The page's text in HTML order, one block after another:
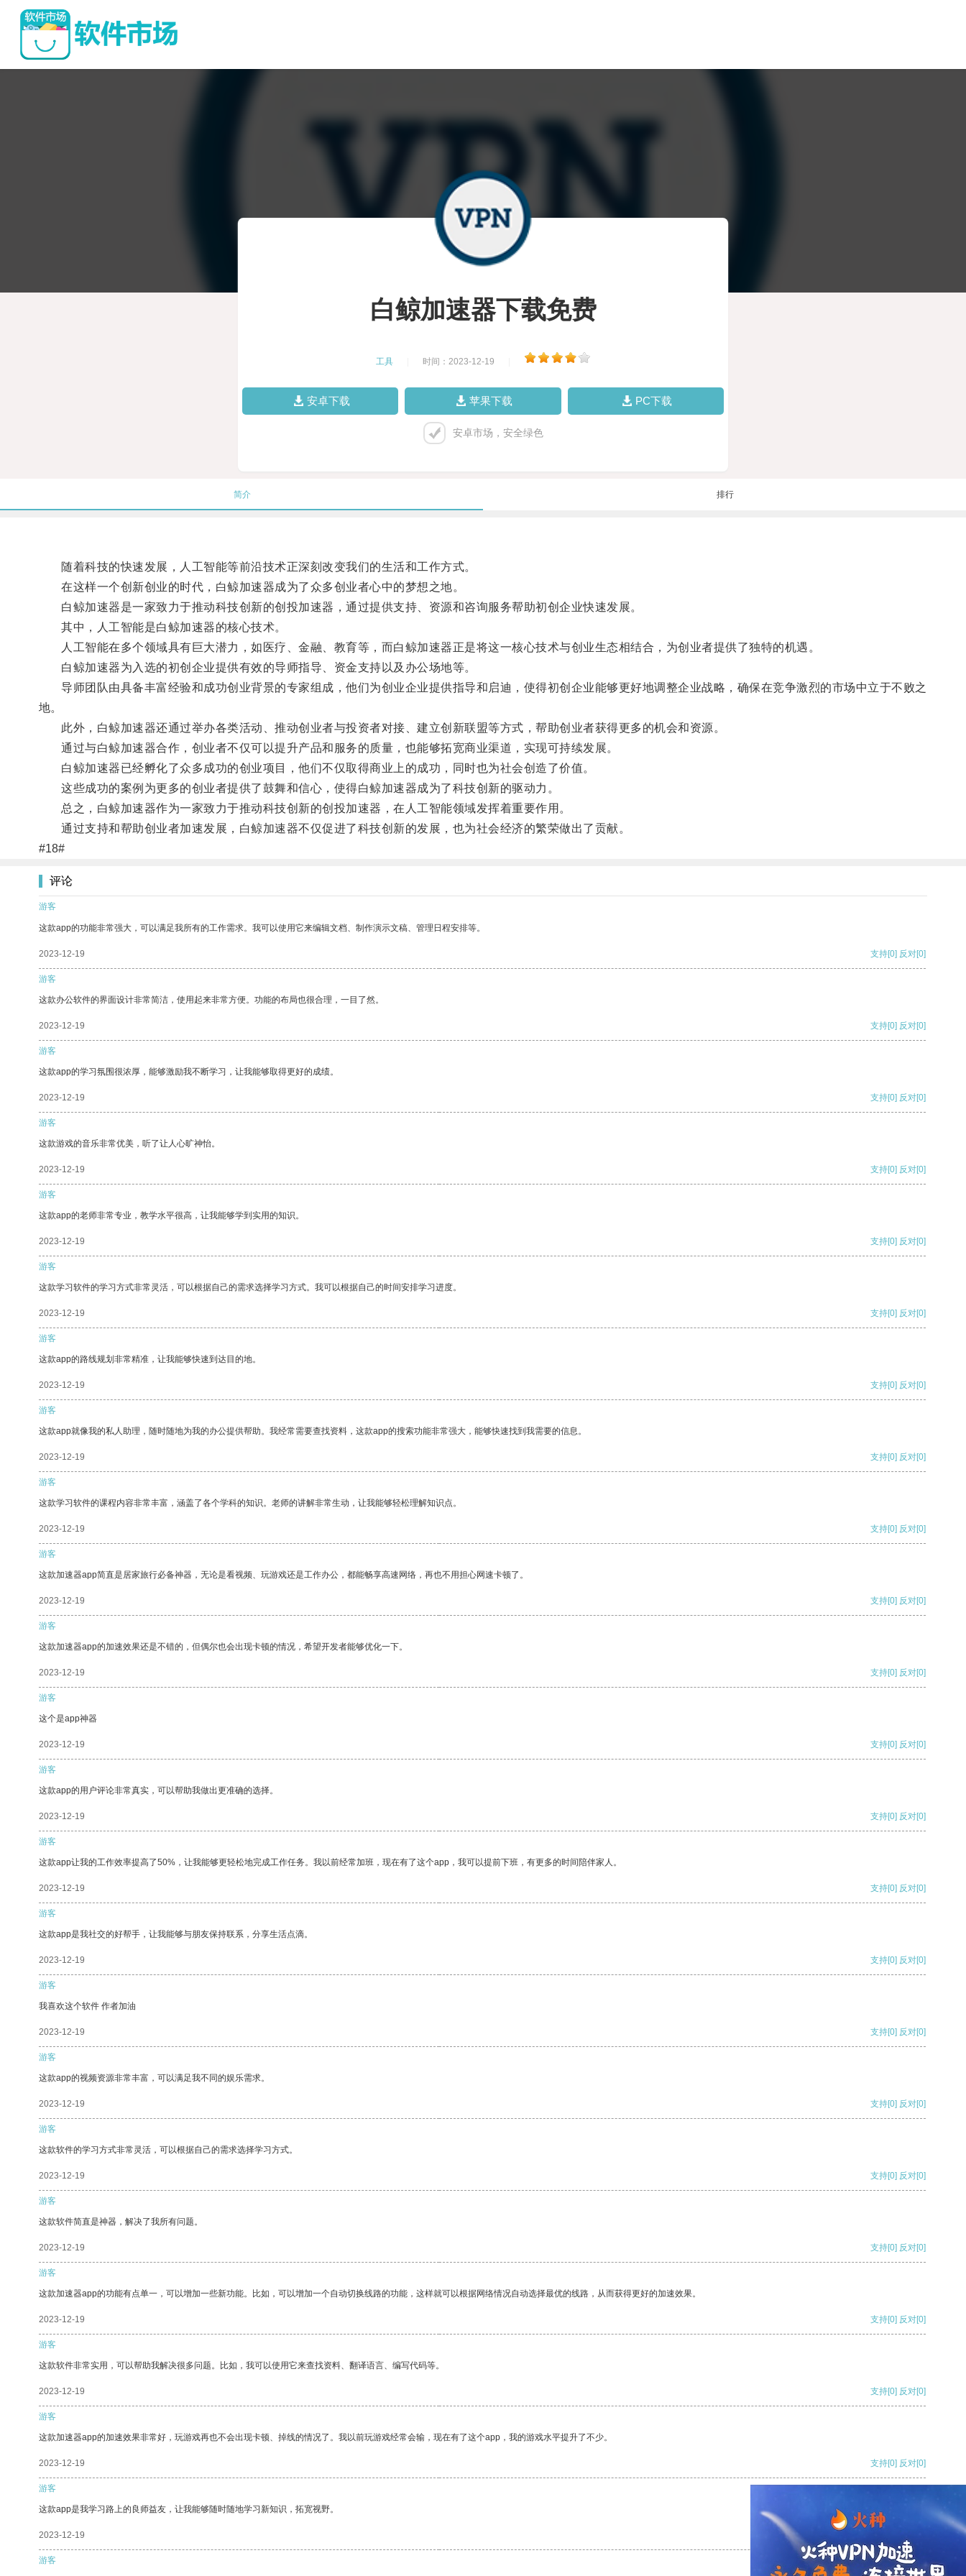
白鲸加速器下载免费
工具 时间：2023-12-19
安卓下载 苹果下载 PC下载
安卓市场，安全绿色
简介 排行
随着科技的快速发展，人工智能等前沿技术正深刻改变我们的生活和工作方式。
在这样一个创新创业的时代，白鲸加速器成为了众多创业者心中的梦想之地。
白鲸加速器是一家致力于推动科技创新的创投加速器，通过提供支持、资源和咨询服务帮助初创企业快速发展。
其中，人工智能是白鲸加速器的核心技术。
人工智能在多个领域具有巨大潜力，如医疗、金融、教育等，而白鲸加速器正是将这一核心技术与创业生态相结合，为创业者提供了独特的机遇。
白鲸加速器为入选的初创企业提供有效的导师指导、资金支持以及办公场地等。
导师团队由具备丰富经验和成功创业背景的专家组成，他们为创业企业提供指导和启迪，使得初创企业能够更好地调整企业战略，确保在竞争激烈的市场中立于不败之
地。
此外，白鲸加速器还通过举办各类活动、推动创业者与投资者对接、建立创新联盟等方式，帮助创业者获得更多的机会和资源。
通过与白鲸加速器合作，创业者不仅可以提升产品和服务的质量，也能够拓宽商业渠道，实现可持续发展。
白鲸加速器已经孵化了众多成功的创业项目，他们不仅取得商业上的成功，同时也为社会创造了价值。
这些成功的案例为更多的创业者提供了鼓舞和信心，使得白鲸加速器成为了科技创新的驱动力。
总之，白鲸加速器作为一家致力于推动科技创新的创投加速器，在人工智能领域发挥着重要作用。
通过支持和帮助创业者加速发展，白鲸加速器不仅促进了科技创新的发展，也为社会经济的繁荣做出了贡献。
#18#
评论
游客
这款app的功能非常强大，可以满足我所有的工作需求。我可以使用它来编辑文档、制作演示文稿、管理日程安排等。
2023-12-19 支持[0] 反对[0]
游客
这款办公软件的界面设计非常简洁，使用起来非常方便。功能的布局也很合理，一目了然。
2023-12-19 支持[0] 反对[0]
游客
这款app的学习氛围很浓厚，能够激励我不断学习，让我能够取得更好的成绩。
2023-12-19 支持[0] 反对[0]
游客
这款游戏的音乐非常优美，听了让人心旷神怡。
2023-12-19 支持[0] 反对[0]
游客
这款app的老师非常专业，教学水平很高，让我能够学到实用的知识。
2023-12-19 支持[0] 反对[0]
游客
这款学习软件的学习方式非常灵活，可以根据自己的需求选择学习方式。我可以根据自己的时间安排学习进度。
2023-12-19 支持[0] 反对[0]
游客
这款app的路线规划非常精准，让我能够快速到达目的地。
2023-12-19 支持[0] 反对[0]
游客
这款app就像我的私人助理，随时随地为我的办公提供帮助。我经常需要查找资料，这款app的搜索功能非常强大，能够快速找到我需要的信息。
2023-12-19 支持[0] 反对[0]
游客
这款学习软件的课程内容非常丰富，涵盖了各个学科的知识。老师的讲解非常生动，让我能够轻松理解知识点。
2023-12-19 支持[0] 反对[0]
游客
这款加速器app简直是居家旅行必备神器，无论是看视频、玩游戏还是工作办公，都能畅享高速网络，再也不用担心网速卡顿了。
2023-12-19 支持[0] 反对[0]
游客
这款加速器app的加速效果还是不错的，但偶尔也会出现卡顿的情况，希望开发者能够优化一下。
2023-12-19 支持[0] 反对[0]
游客
这个是app神器
2023-12-19 支持[0] 反对[0]
游客
这款app的用户评论非常真实，可以帮助我做出更准确的选择。
2023-12-19 支持[0] 反对[0]
游客
这款app让我的工作效率提高了50%，让我能够更轻松地完成工作任务。我以前经常加班，现在有了这个app，我可以提前下班，有更多的时间陪伴家人。
2023-12-19 支持[0] 反对[0]
游客
这款app是我社交的好帮手，让我能够与朋友保持联系，分享生活点滴。
2023-12-19 支持[0] 反对[0]
游客
我喜欢这个软件 作者加油
2023-12-19 支持[0] 反对[0]
游客
这款app的视频资源非常丰富，可以满足我不同的娱乐需求。
2023-12-19 支持[0] 反对[0]
游客
这款软件的学习方式非常灵活，可以根据自己的需求选择学习方式。
2023-12-19 支持[0] 反对[0]
游客
这款软件简直是神器，解决了我所有问题。
2023-12-19 支持[0] 反对[0]
游客
这款加速器app的功能有点单一，可以增加一些新功能。比如，可以增加一个自动切换线路的功能，这样就可以根据网络情况自动选择最优的线路，从而获得更好的加速效果。
2023-12-19 支持[0] 反对[0]
游客
这款软件非常实用，可以帮助我解决很多问题。比如，我可以使用它来查找资料、翻译语言、编写代码等。
2023-12-19 支持[0] 反对[0]
游客
这款加速器app的加速效果非常好，玩游戏再也不会出现卡顿、掉线的情况了。我以前玩游戏经常会输，现在有了这个app，我的游戏水平提升了不少。
2023-12-19 支持[0] 反对[0]
游客
这款app是我学习路上的良师益友，让我能够随时随地学习新知识，拓宽视野。
2023-12-19
游客